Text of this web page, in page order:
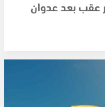
عقب بعد عدوان